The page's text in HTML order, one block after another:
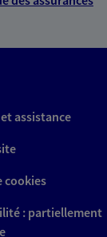
assistance
cookies
: partiellement